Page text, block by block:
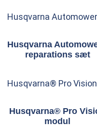
Husqvarna
Husqvarna
reparations sæt
Husqvarna® Pro
Husqvarna® Pro
modul